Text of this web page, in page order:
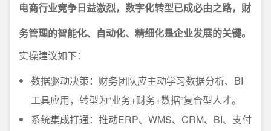
电商行业竞争日益激烈，数字化转型已成必由之路，财
务管理的智能化、自动化、精细化是企业发展的关键。
实操建议如下：
数据驱动决策：财务团队应主动学习数据分析、BI
工具应用，转型为“业务+财务+数据”复合型人才。
系统集成打通：推动ERP、WMS、CRM、BI、支付